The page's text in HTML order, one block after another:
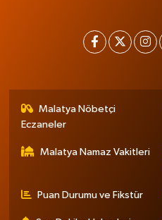
Malatya Nöbetçi
Eczaneler
Malatya Namaz Vakitleri
Puan Durumu ve Fikstür